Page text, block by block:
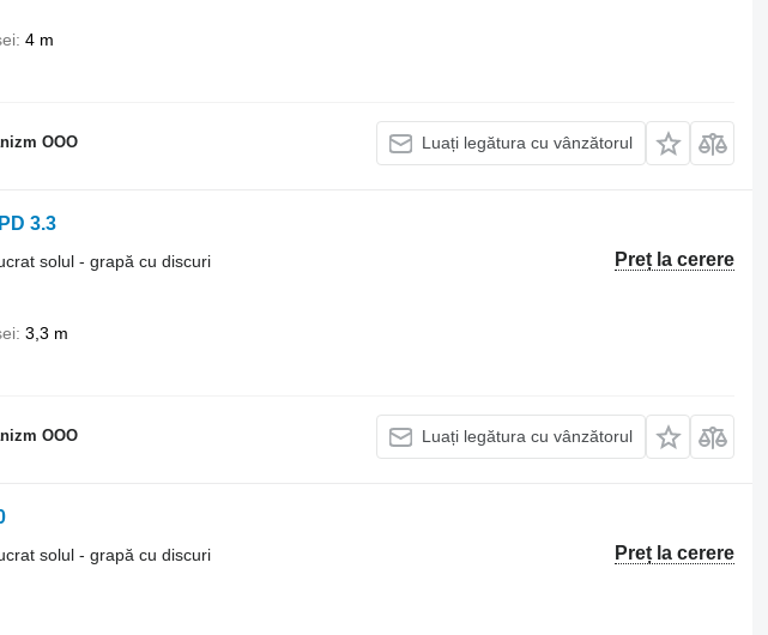
4 m
OOO Luați legătura cu vânzătorul
3.3
Preț la cerere
solul - grapă cu discuri
3,3 m
OOO Luați legătura cu vânzătorul
Preț la cerere
solul - grapă cu discuri